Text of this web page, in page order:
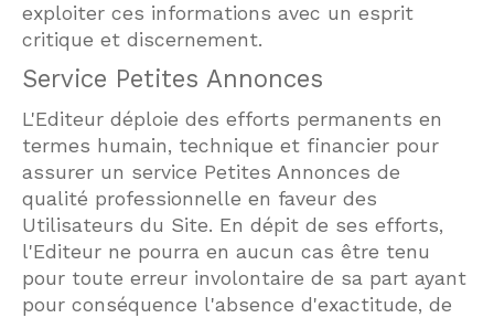
exploiter ces informations avec un esprit
critique et discernement.
Service Petites Annonces
L'Editeur déploie des efforts permanents en
termes humain, technique et financier pour
assurer un service Petites Annonces de
qualité professionnelle en faveur des
Utilisateurs du Site. En dépit de ses efforts,
l'Editeur ne pourra en aucun cas être tenu
pour toute erreur involontaire de sa part ayant
pour conséquence l'absence d'exactitude, de